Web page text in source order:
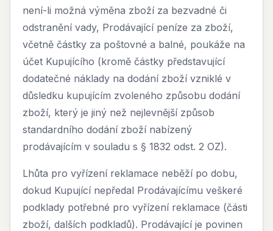
není-li možná výměna zboží za bezvadné či
odstranění vady, Prodávající peníze za zboží,
včetně částky za poštovné a balné, poukáže na
účet Kupujícího (kromě částky představující
dodatečné náklady na dodání zboží vzniklé v
důsledku kupujícím zvoleného způsobu dodání
zboží, který je jiný než nejlevnější způsob
standardního dodání zboží nabízený
prodávajícím v souladu s § 1832 odst. 2 OZ).
Lhůta pro vyřízení reklamace neběží po dobu,
dokud Kupující nepředal Prodávajícímu veškeré
podklady potřebné pro vyřízení reklamace (části
zboží, dalších podkladů). Prodávající je povinen